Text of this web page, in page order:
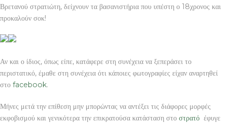
Βρετανού στρατιώτη, δείχνουν τα βασανιστήρια που υπέστη ο 18χρονος και
προκαλούν σοκ!
Αν και ο ίδιος, όπως είπε, κατάφερε στη συνέχεια να ξεπεράσει το
περιστατικό, έμαθε στη συνέχεια ότι κάποιες φωτογραφίες είχαν αναρτηθεί
στο facebook.
Μήνες μετά την επίθεση μην μπορώντας να αντέξει τις διάφορες μορφές
εκφοβισμού και γενικότερα την επικρατούσα κατάσταση στο στρατό έφυγε